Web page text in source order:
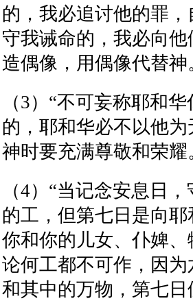
的，我必追讨他的罪
守我诫命的，我必向
造偶像，用偶像代替神
（3） “不可妄称耶和
的，耶和华必不以他为
神时要充满尊敬和荣耀
（4） “当记念安息日
的工，但第七日是向
你和你的儿女、仆婢
论何工都不可作，因
和其中的万物，第七